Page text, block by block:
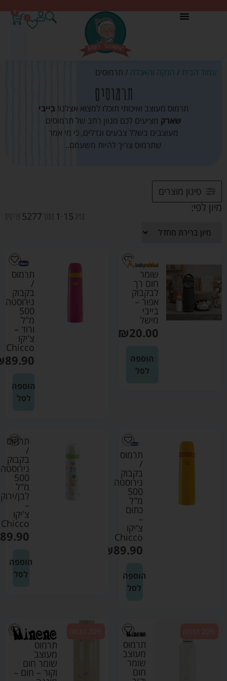
0
עמוד הבית / הנקה והאכלה / תרמוסים
תרמוסים
תרמוס מעוצב ואיכותי תוכלו למצוא אצלנו! בייבי
שארק מציעים לכם מגוון רחב של תרמוסים
מעוצבים בשלל צבעים וגדלים, כי מי אמר
שתרמוס צריך להיות משעמם..
סינון מוצרים
מיון לפי:
מציג 1 -15 מתוך 5277 פריטים
שומר
חום רך
לבקבוק
אפור –
בייבי
מישל
₪20.00
הוספה
לסל
תרמוס
/
בקבוק
נירוסטה
500
מ"ל
ורוד –
צ'יקו
Chicco
89.90
הוספה
לסל
תרמוס
/
בקבוק
נירוסטה
500
מ"ל
כתום
–
צ'יקו
Chicco
₪89.90
הוספה
לסל
תרמוס
/
בקבוק
נירוסטה
500
מ"ל
לבן/ירוק
–
צ'יקו
Chicco
89.90
הוספה
לסל
תרמוס
מעוצב
שומר
חום
תרמוס
מעוצב
שומר חום
וקור – חום –